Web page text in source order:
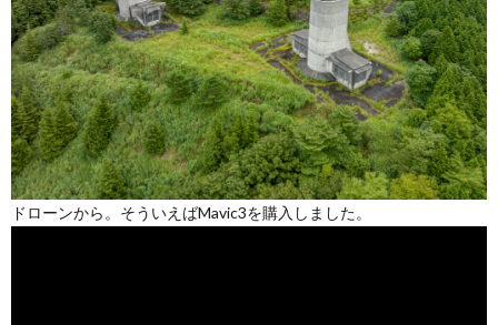
ドローンから。そういえばMavic3を購入しました。